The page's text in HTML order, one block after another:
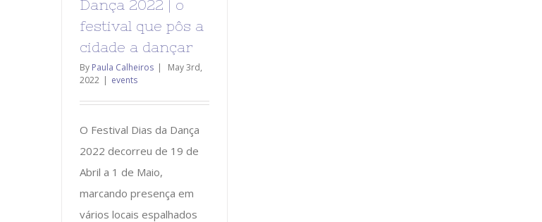
Dança 2022 | o
festival que pôs a
cidade a dançar
By Paula Calheiros |
May 3rd,
2022 | events
O Festival Dias da Dança
2022 decorreu de 19 de
Abril a 1 de Maio,
marcando presença em
vários locais espalhados